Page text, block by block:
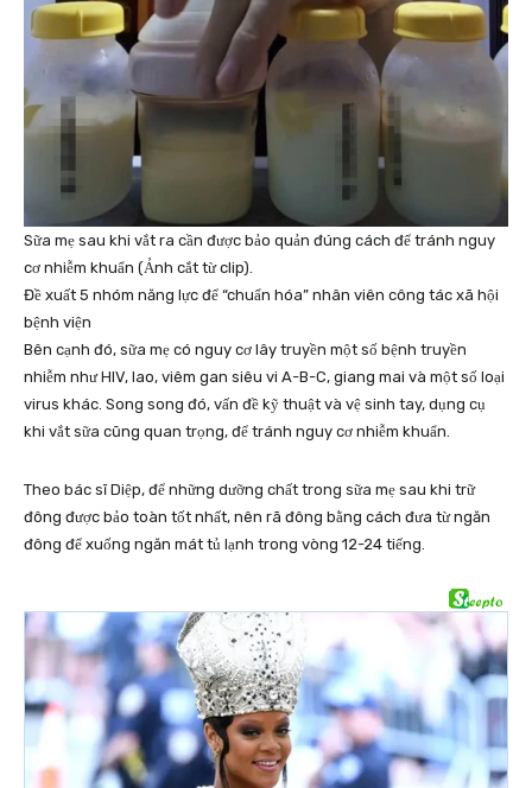
Sữa mẹ sau khi vắt ra cần được bảo quản đúng cách để tránh nguy
cơ nhiễm khuẩn (Ảnh cắt từ clip).
Đề xuất 5 nhóm năng lực để “chuẩn hóa” nhân viên công tác xã hội
bệnh viện
Bên cạnh đó, sữa mẹ có nguy cơ lây truyền một số bệnh truyền
nhiễm như HIV, lao, viêm gan siêu vi A-B-C, giang mai và một số loại
virus khác. Song song đó, vấn đề kỹ thuật và vệ sinh tay, dụng cụ
khi vắt sữa cũng quan trọng, để tránh nguy cơ nhiễm khuẩn.
Theo bác sĩ Diệp, để những dưỡng chất trong sữa mẹ sau khi trữ
đông được bảo toàn tốt nhất, nên rã đông bằng cách đưa từ ngăn
đông để xuống ngăn mát tủ lạnh trong vòng 12-24 tiếng.